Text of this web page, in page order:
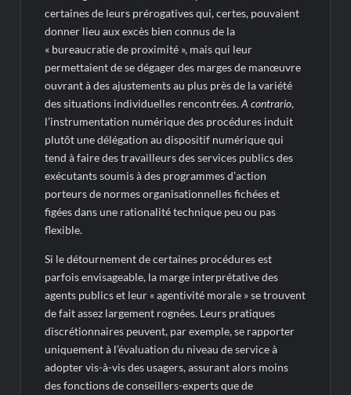
certaines de leurs prérogatives qui, certes, pouvaient
donner lieu aux excès bien connus de la
« bureaucratie de proximité », mais qui leur
permettaient de se dégager des marges de manœuvre
ouvrant à des ajustements au plus près de la variété
des situations individuelles rencontrées.A contrario,
l’instrumentation numérique des procédures induit
plutôt une délégation au dispositif numérique qui
tend à faire des travailleurs des services publics des
exécutants soumis à des programmes d’action
porteurs de normes organisationnelles fichées et
figées dans une rationalité technique peu ou pas
flexible.
Si le détournement de certaines procédures est
parfois envisageable, la marge interprétative des
agents publics et leur « agentivité morale » se trouvent
de fait assez largement rognées. Leurs pratiques
discrétionnaires peuvent, par exemple, se rapporter
uniquement à l’évaluation du niveau de service à
adopter vis-à-vis des usagers, assurant alors moins
des fonctions de conseillers-experts que de